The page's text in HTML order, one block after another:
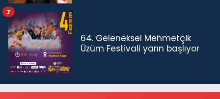
64. Geleneksel Mehmetçik
Üzüm Festivali yarın başlıyor
7